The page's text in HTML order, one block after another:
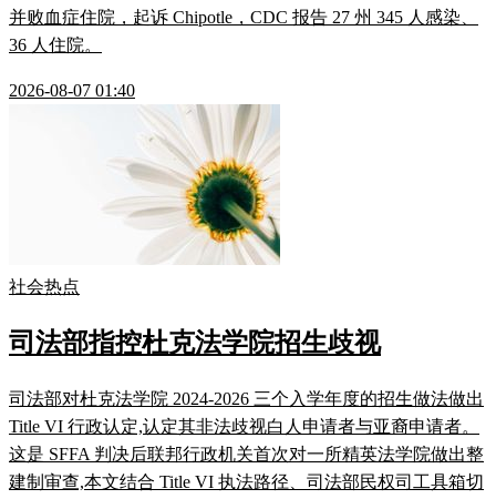
并败血症住院，起诉 Chipotle，CDC 报告 27 州 345 人感染、
36 人住院。
2026-08-07 01:40
社会热点
司法部指控杜克法学院招生歧视
司法部对杜克法学院 2024-2026 三个入学年度的招生做法做出
Title VI 行政认定,认定其非法歧视白人申请者与亚裔申请者。
这是 SFFA 判决后联邦行政机关首次对一所精英法学院做出整
建制审查,本文结合 Title VI 执法路径、司法部民权司工具箱切